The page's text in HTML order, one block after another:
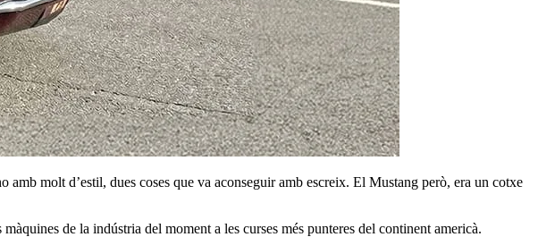
molt d’estil, dues coses que va aconseguir amb escreix. El Mustang però, era un cotxe
de la indústria del moment a les curses més punteres del continent americà.